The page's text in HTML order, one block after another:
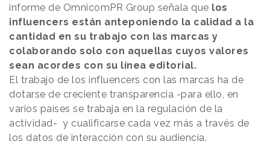
informe de OmnicomPR Group señala que los
influencers están anteponiendo la calidad a la
cantidad en su trabajo con las marcas y
colaborando solo con aquellas cuyos valores
sean acordes con su línea editorial.
El trabajo de los influencers con las marcas ha de
dotarse de creciente transparencia -para ello, en
varios países se trabaja en la regulación de la
actividad- y cualificarse cada vez más a través de
los datos de interacción con su audiencia.